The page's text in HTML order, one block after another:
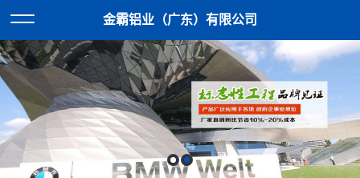
金霸铝业（广东）有限公司